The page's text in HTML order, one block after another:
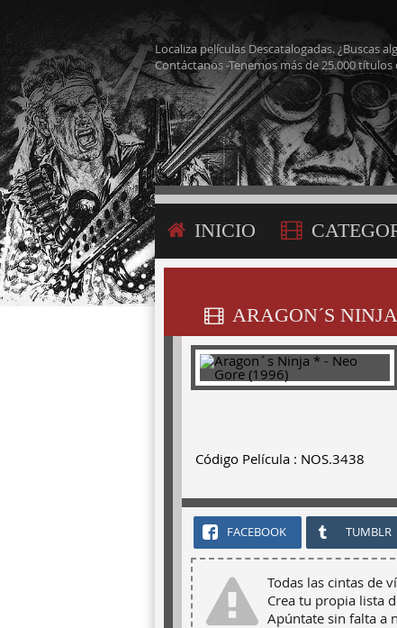
Localiza películas Descatalogadas. ¿Buscas
Contáctanos -Tenemos más de 25.000
INICIO
ARAGON´S
Código Película : NOS.3438
FACEBOOK TUMBLR
Todas las cintas de
Crea tu propia lista
Apúntate sin falta a